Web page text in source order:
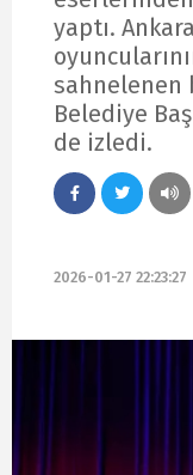
yaptı.
sahnelenen
Belediye
de izledi.
2026-01-27 22:23:27